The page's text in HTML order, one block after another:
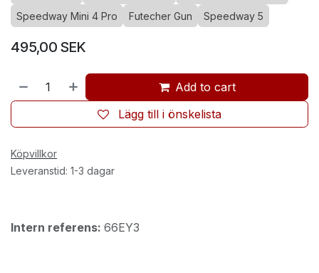
Speedway Mini 4 Pro
Futecher Gun Speedway 5
495,00 SEK
Add to cart
Lägg till i önskelista
Köpvillkor
Leveranstid: 1-3 dagar
Intern referens: 66EY3